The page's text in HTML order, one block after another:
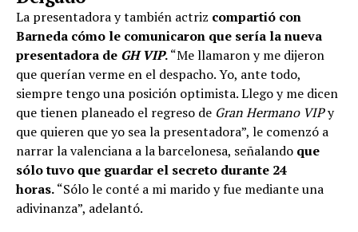
La presentadora y también actriz compartió con
Barneda cómo le comunicaron que sería la nueva
presentadora de GH VIP.“Me llamaron y me dijeron
que querían verme en el despacho. Yo, ante todo,
siempre tengo una posición optimista. Llego y me dicen
que tienen planeado el regreso de Gran Hermano VIPy
que quieren que yo sea la presentadora”, le comenzó a
narrar la valenciana a la barcelonesa, señalando que
sólo tuvo que guardar el secreto durante 24
horas.“Sólo le conté a mi marido y fue mediante una
adivinanza”, adelantó.